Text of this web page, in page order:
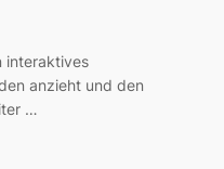
interaktives
anzieht und den
…